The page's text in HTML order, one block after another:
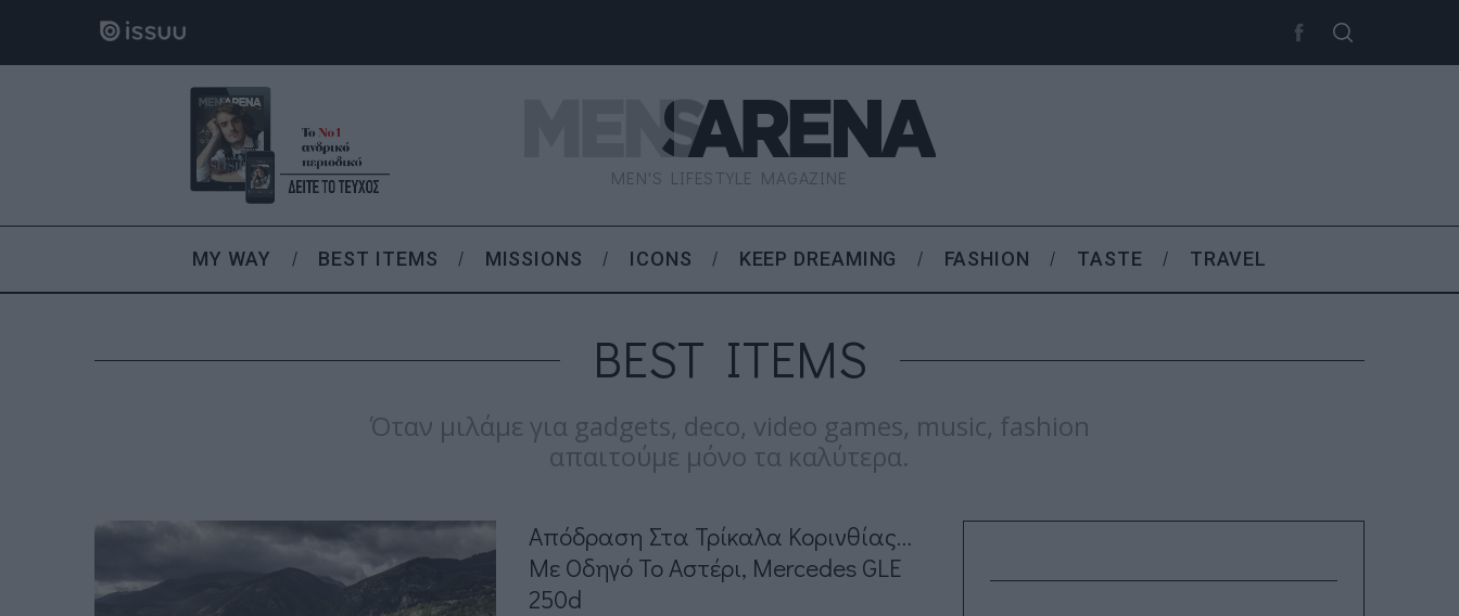
MEN'S LIFESTYLE MAGAZINE
MY WAY BEST ITEMS MISSIONS ICONS KEEP DREAMING FASHION TASTE TRAVEL
BEST ITEMS
Όταν μιλάμε για gadgets, deco, video games, music, fashion
απαιτούμε μόνο τα καλύτερα.
Απόδραση Στα Τρίκαλα Κορινθίας…
Με Οδηγό Το Αστέρι, Mercedes GLE
250d